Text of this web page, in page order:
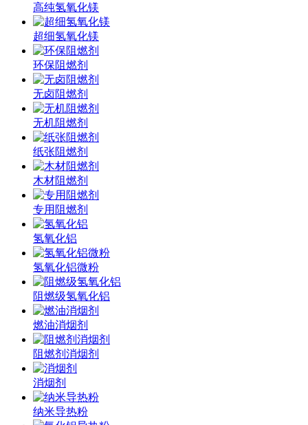
高纯氢氧化镁
超细氢氧化镁
环保阻燃剂
无卤阻燃剂
无机阻燃剂
纸张阻燃剂
木材阻燃剂
专用阻燃剂
氢氧化铝
氢氧化铝微粉
阻燃级氢氧化铝
燃油消烟剂
阻燃剂消烟剂
消烟剂
纳米导热粉